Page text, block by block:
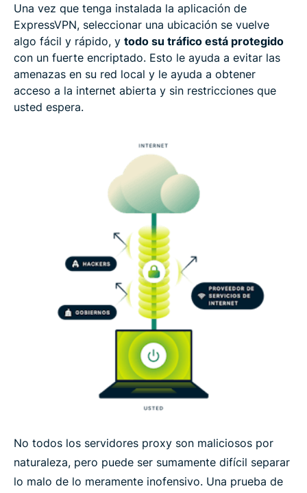
Una vez que tenga instalada la aplicación de
ExpressVPN, seleccionar una ubicación se vuelve
algo fácil y rápido, y todo su tráfico está protegido
con un fuerte encriptado. Esto le ayuda a evitar las
amenazas en su red local y le ayuda a obtener
acceso a la internet abierta y sin restricciones que
usted espera.
No todos los servidores proxy son maliciosos por
naturaleza, pero puede ser sumamente difícil separar
lo malo de lo meramente inofensivo. Una prueba de